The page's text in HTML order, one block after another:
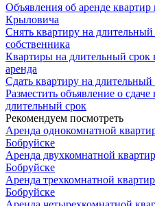
Объявления об аренде
Крыловича
Снять квартиру на
собственника
Квартиры на длительный
аренда
Сдать квартиру на
Разместить объявление о
длительный срок
Рекомендуем посмотреть
Аренда однокомнатной
Бобруйске
Аренда двухкомнатной
Бобруйске
Аренда трехкомнатной
Бобруйске